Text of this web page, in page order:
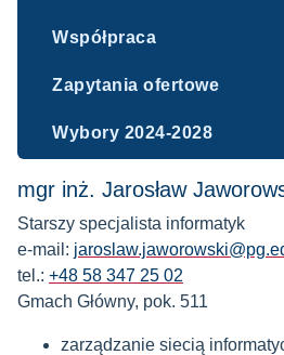
Współpraca
Zapytania ofertowe
Wybory 2024-2028
mgr inż. Jarosław
Starszy specjalista informatyk
e-mail:
tel.: +48 58 347 25 02
Gmach Główny, pok. 511
zarządzanie siecią